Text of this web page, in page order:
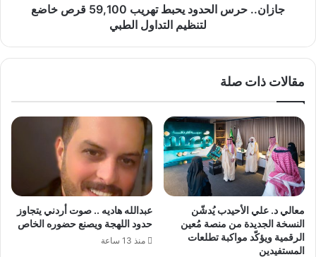
التداول
جازان.. حرس الحدود يحبط تهريب 59,100 قرص خاضع
لتنظيم التداول الطبي
مقالات ذات صلة
معالي د. علي الأحيدب يُدشّن
النسخة الجديدة من منصة مُعين
الرقمية ويؤكّد مواكبة تطلعات
المستفيدين
عبدالله هاديه .. صوت أردني يتجاوز
حدود اللهجة ويصنع حضوره الخاص
منذ 13 ساعة